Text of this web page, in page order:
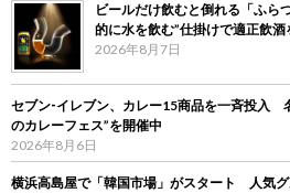
ビールだけ飲むと倒れる「ふ
的に水を飲む”仕掛けで適正飲酒
2026年8月7日
セブン‐イレブン、カレー15商品を一斉投入
のカレーフェス”を開催中
2026年8月6日
横浜高島屋で「韓国市場」がスタート 人気